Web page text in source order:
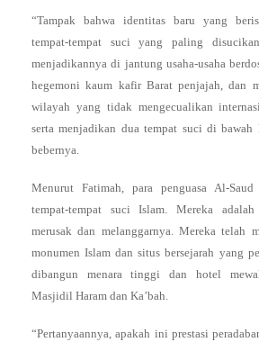
“Tampak bahwa identitas baru yang
tempat-tempat suci yang paling
menjadikannya di jantung usaha-usaha
hegemoni kaum kafir Barat penjajah, dan
wilayah yang tidak mengecualikan
serta menjadikan dua tempat suci di bawah
bebernya.
Menurut Fatimah, para penguasa Al-
tempat-tempat suci Islam. Mereka
merusak dan melanggarnya. Mereka telah
monumen Islam dan situs bersejarah yang
dibangun menara tinggi dan hotel
Masjidil Haram dan Ka’bah.
“Pertanyaannya, apakah ini prestasi